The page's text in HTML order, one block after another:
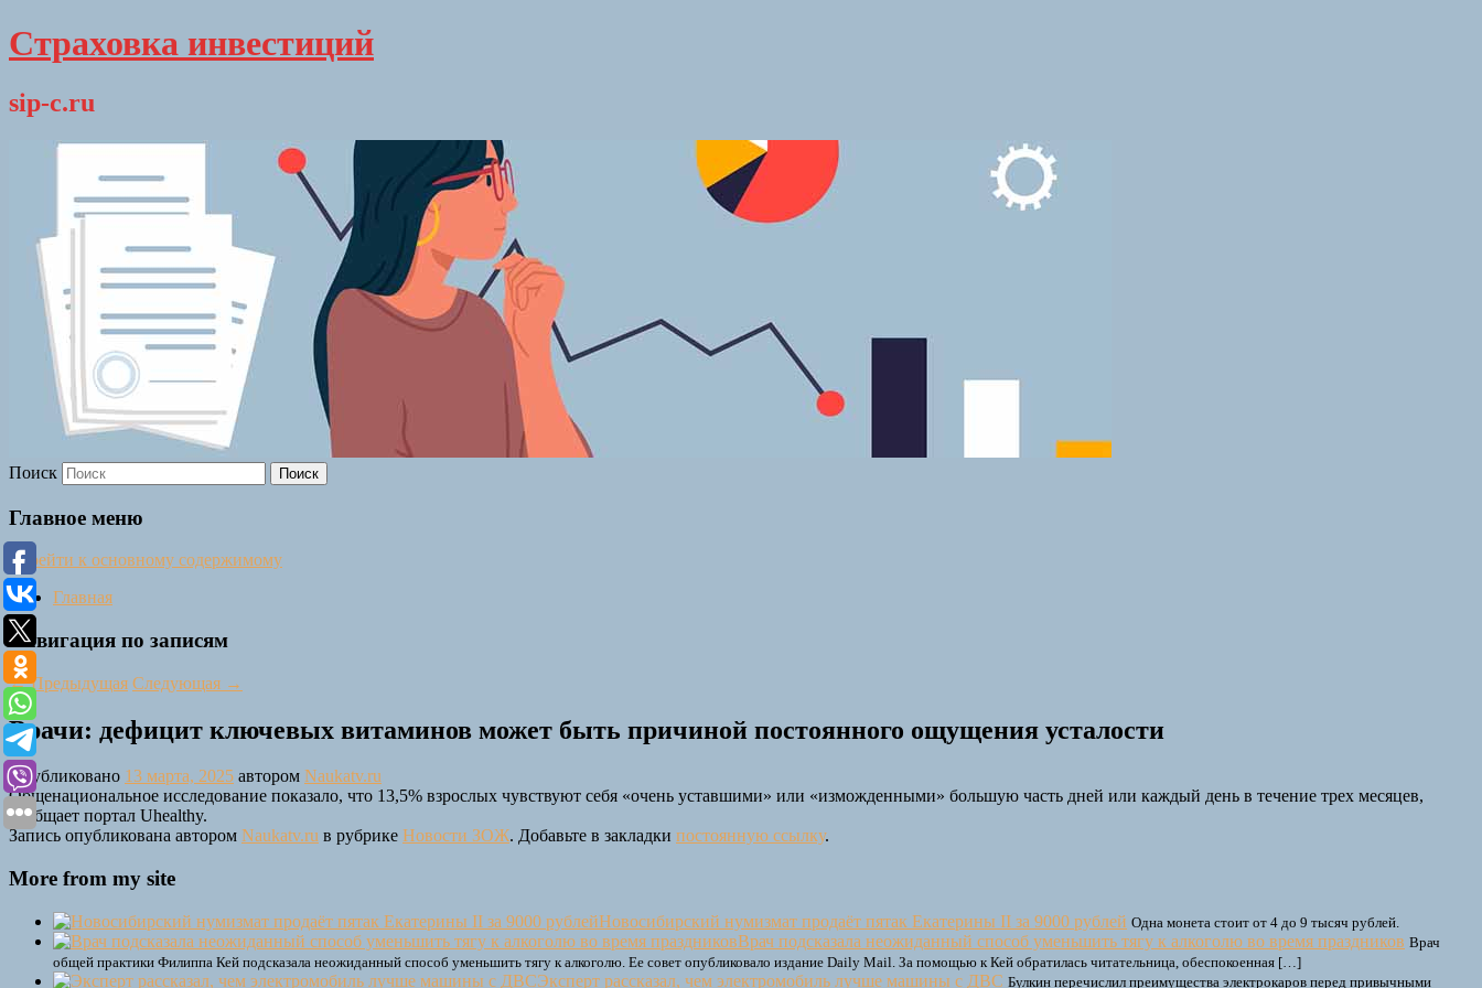
Страховка инвестиций
sip-c.ru
Поиск
Главное меню
Перейти к основному содержимому
Главная
Навигация по записям
←Предыдущая Следующая →
Врачи: дефицит ключевых витаминов может быть причиной постоянного ощущения усталости
Опубликовано 13 марта, 2025 автором Naukatv.ru
Общенациональное исследование показало, что 13,5% взрослых чувствуют себя «очень уставшими» или «изможденными» большую часть дней или каждый день в течение трех месяцев,
сообщает портал Uhealthy.
Запись опубликована автором Naukatv.ru в рубрике Новости ЗОЖ. Добавьте в закладки постоянную ссылку.
More from my site
Новосибирский нумизмат продаёт пятак Екатерины II за 9000 рублей Одна монета стоит от 4 до 9 тысяч рублей.
Врач подсказала неожиданный способ уменьшить тягу к алкоголю во время праздников Врач
общей практики Филиппа Кей подсказала неожиданный способ уменьшить тягу к алкоголю. Ее совет опубликовало издание Daily Mail. За помощью к Кей обратилась читательница, обеспокоенная […]
Эксперт рассказал, чем электромобиль лучше машины с ДВС Булкин перечислил преимущества электрокаров перед привычными